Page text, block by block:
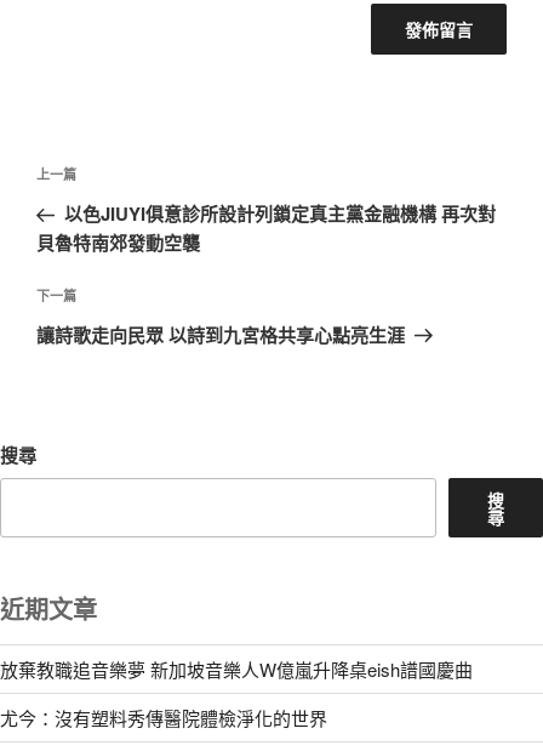
文
導
覽
上
一
篇
章
上一篇
以色JIUYI俱意診所設計列鎖定真主黨金融機構 再次對
貝魯特南郊發動空襲
下
一
下一篇
讓詩歌走向民眾 以詩到九宮格共享心點亮生涯
搜尋
搜
尋
近期文章
放棄教職追音樂夢 新加坡音樂人W億嵐升降桌eish譜國慶曲
尤今：沒有塑料秀傳醫院體檢淨化的世界